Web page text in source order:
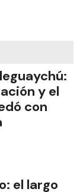
y el
con
el largo